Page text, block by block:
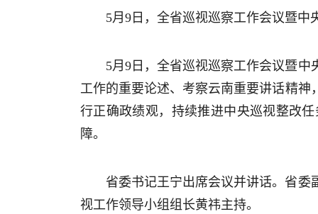
5月9日，全省巡视巡察工作会议暨中
5月9日，全省巡视巡察工作会议暨
工作的重要论述、考察云南重要讲话精
行正确政绩观，持续推进中央巡视整改
障。
省委书记王宁出席会议并讲话。省委
视工作领导小组组长黄祎主持。